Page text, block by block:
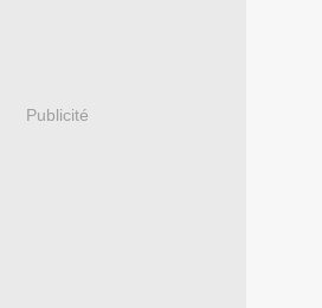
Publicité